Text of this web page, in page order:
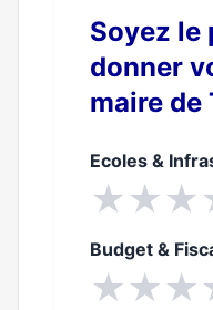
Soyez le
donner
maire de
Ecoles &
★★★
Budget &
★★★